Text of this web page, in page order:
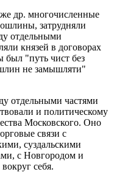
др. многочисленные
затрудняли
отдельными
князей в договорах
был "путь чист без
не замышляти"
отдельными частями
и политическому
Московского. Оно
связи с
суздальскими
с Новгородом и
себя.